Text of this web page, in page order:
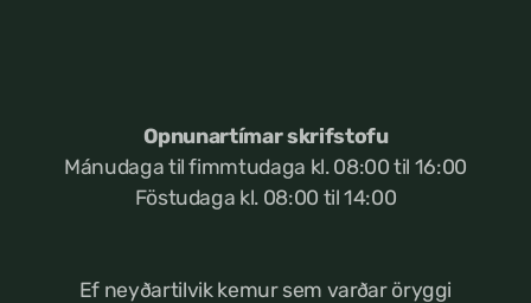
Opnunartímar skrifstofu
Mánudaga til fimmtudaga kl. 08:00 til 16:00
Föstudaga kl. 08:00 til 14:00
Ef neyðartilvik kemur sem varðar öryggi